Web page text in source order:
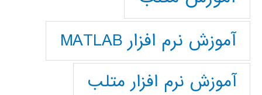
آموزش نرم افزار MATLAB
آموزش نرم افزار متلب